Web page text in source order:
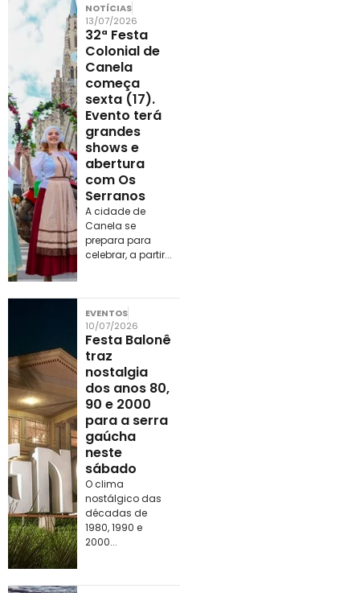
NOTÍCIAS
13/07/2026
32ª Festa
Colonial de
Canela
começa
sexta (17).
Evento terá
grandes
shows e
abertura
com Os
Serranos
A cidade de
Canela se
prepara para
celebrar, a partir...
EVENTOS
10/07/2026
Festa Balonê
traz
nostalgia
dos anos 80,
90 e 2000
para a serra
gaúcha
neste
sábado
O clima
nostálgico das
décadas de
1980, 1990 e
2000...